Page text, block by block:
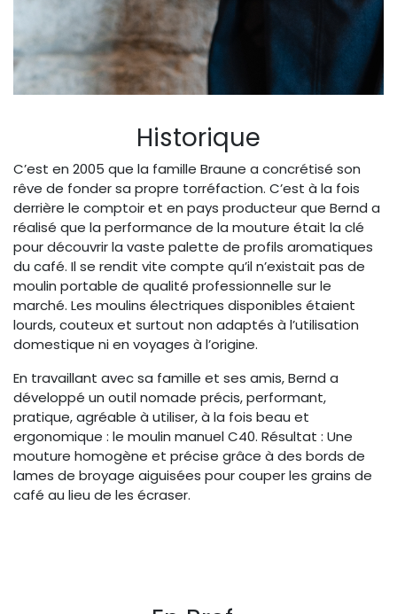
Historique
C’est en 2005 que la famille Braune a concrétisé son
rêve de fonder sa propre torréfaction. C’est à la fois
derrière le comptoir et en pays producteur que Bernd a
réalisé que la performance de la mouture était la clé
pour découvrir la vaste palette de profils aromatiques
du café. Il se rendit vite compte qu’il n’existait pas de
moulin portable de qualité professionnelle sur le
marché. Les moulins électriques disponibles étaient
lourds, couteux et surtout non adaptés à l’utilisation
domestique ni en voyages à l’origine.
En travaillant avec sa famille et ses amis, Bernd a
développé un outil nomade précis, performant,
pratique, agréable à utiliser, à la fois beau et
ergonomique : le moulin manuel C40. Résultat : Une
mouture homogène et précise grâce à des bords de
lames de broyage aiguisées pour couper les grains de
café au lieu de les écraser.